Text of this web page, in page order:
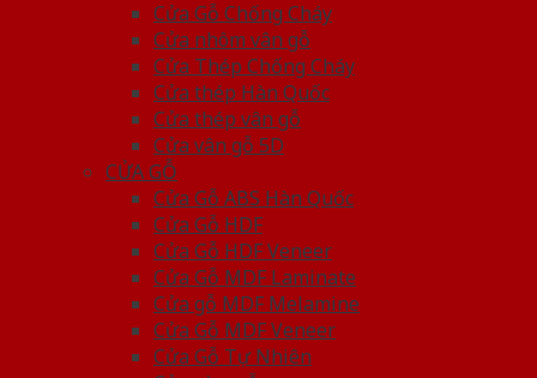
Cửa Gỗ Chống Cháy
Cửa nhôm vân gỗ
Cửa Thép Chống Cháy
Cửa thép Hàn Quốc
Cửa thép vân gỗ
Cửa vân gỗ 5D
CỬA GỖ
Cửa Gỗ ABS Hàn Quốc
Cửa Gỗ HDF
Cửa Gỗ HDF Veneer
Cửa Gỗ MDF Laminate
Cửa gỗ MDF Melamine
Cửa Gỗ MDF Veneer
Cửa Gỗ Tự Nhiên